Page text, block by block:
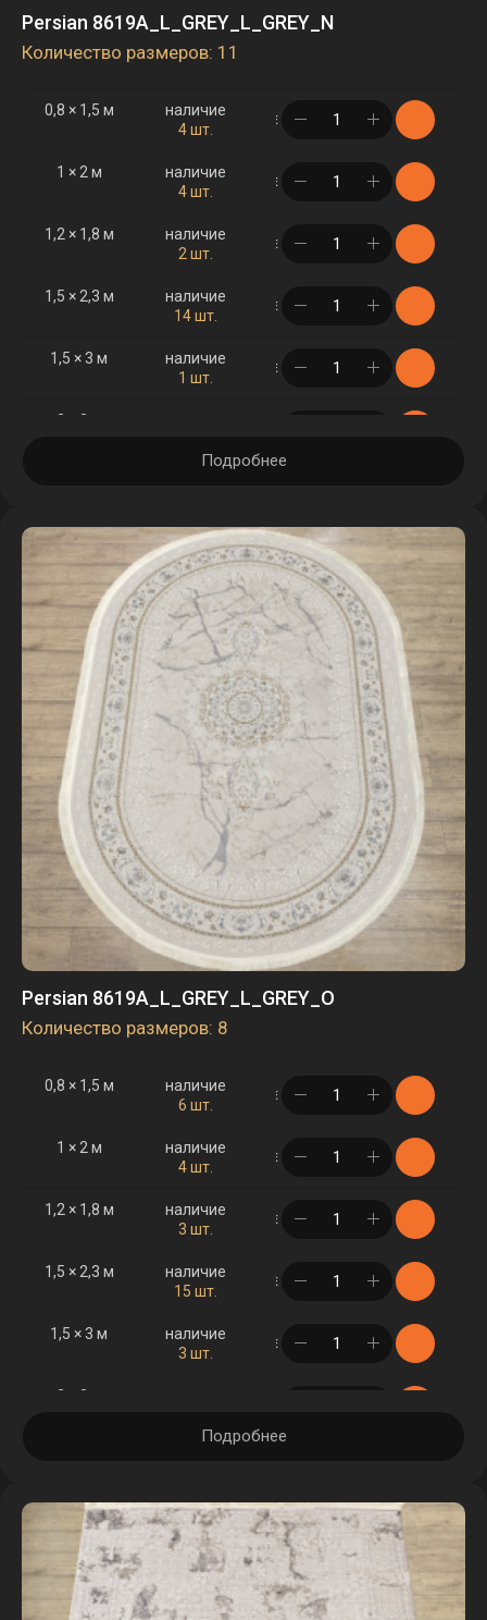
Persian 8619A_L_GREY_L_GREY_N
Количество размеров: 11
0,8 × 1,5 м
наличие
4 шт.
в корзине
1 × 2 м
наличие
4 шт.
в корзине
1,2 × 1,8 м
наличие
2 шт.
в корзине
1,5 × 2,3 м
наличие
14 шт.
в корзине
1,5 × 3 м
наличие
1 шт.
в корзине
2 × 3 м
2,5 × 3,5 м
наличие
2 шт.
в корзине
2,5 × 4 м
наличие
2 шт.
в корзине
3 × 4 м
наличие
8 шт.
в корзине
3 × 5 м
наличие
3 шт.
в корзине
Подробнее
Persian 8619A_L_GREY_L_GREY_O
Количество размеров: 8
0,8 × 1,5 м
наличие
6 шт.
в корзине
1 × 2 м
наличие
4 шт.
в корзине
1,2 × 1,8 м
наличие
3 шт.
в корзине
1,5 × 2,3 м
наличие
15 шт.
в корзине
1,5 × 3 м
наличие
3 шт.
в корзине
2 × 3 м
3 × 4 м
наличие
1 шт.
в корзине
Подробнее